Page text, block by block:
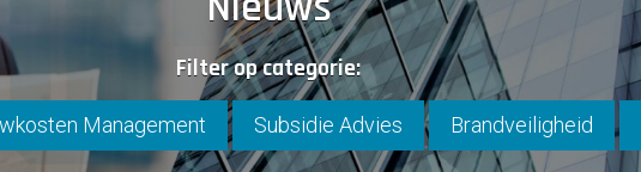
Filter op categorie:
Management Subsidie Advies Brandveiligheid